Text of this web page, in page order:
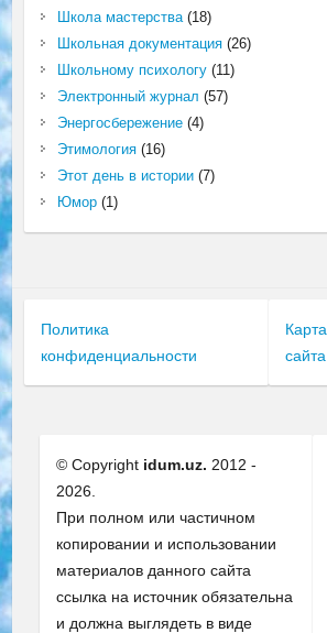
Школа мастерства(18)
Школьная документация(26)
Школьному психологу(11)
Электронный журнал (57)
Энергосбережение(4)
Этимология(16)
Этот день в истории(7)
Юмор(1)
Политика
конфиденциальности
Карта
сайта
© Copyright idum.uz. 2012 -
2026.
При полном или частичном
копировании и использовании
материалов данного сайта
ссылка на источник обязательна
и должна выглядеть в виде